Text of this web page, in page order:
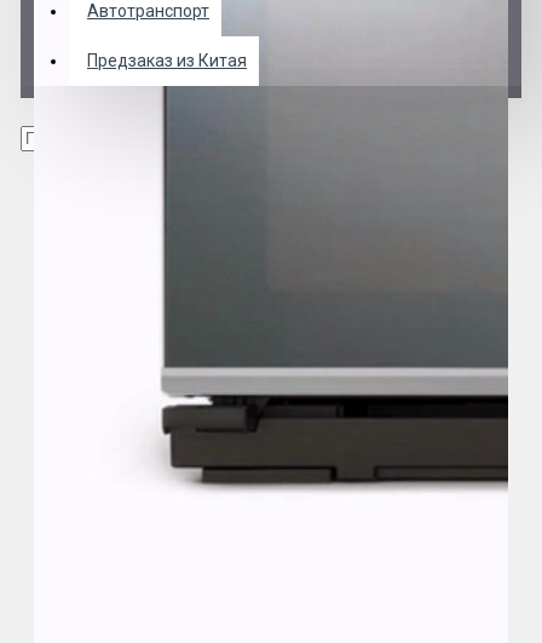
Автотранспорт
Предзаказ из Китая